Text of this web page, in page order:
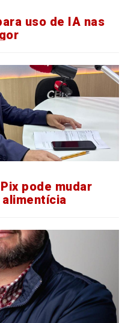
uso de IA nas
pode mudar